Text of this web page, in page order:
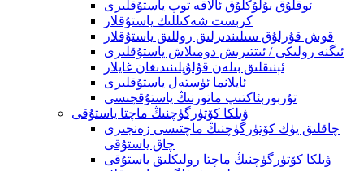
ئوقلۇق بۇلۇڭلۇق ئالاقە توپ ياستۇقلىرى
كرېست شەكىللىك ياستۇقلار
قوش قۇرلۇق سىلىندىرلىق روللىق ياستۇقلار
ئىگنە رولىكى / ئىتتىرىش دومىلاش ياستۇقلىرى
ئېنىقلىق بىلەن قۇلۇپلىنىدىغان غايلار
ئايلانما ئۈستەل ياستۇقلىرى
تۇربورېئاكتىپ ماتورنىڭ ياستۇقچىسى
ۋىلكا كۆتۈرگۈچنىڭ ماچتا ياستۇقى
چاقلىق يۈك كۆتۈرگۈچنىڭ ماچتىسى زەنجىرى
چاق ياستۇقى
ۋىلكا كۆتۈرگۈچنىڭ ماچتا رولىكلىق ياستۇقى